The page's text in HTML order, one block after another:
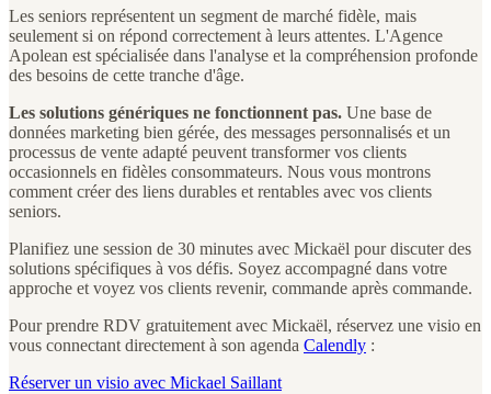
Les seniors représentent un segment de marché fidèle, mais
seulement si on répond correctement à leurs attentes. L'Agence
Apolean est spécialisée dans l'analyse et la compréhension profonde
des besoins de cette tranche d'âge.
Les solutions génériques ne fonctionnent pas. Une base de
données marketing bien gérée, des messages personnalisés et un
processus de vente adapté peuvent transformer vos clients
occasionnels en fidèles consommateurs. Nous vous montrons
comment créer des liens durables et rentables avec vos clients
seniors.
Planifiez une session de 30 minutes avec Mickaël pour discuter des
solutions spécifiques à vos défis. Soyez accompagné dans votre
approche et voyez vos clients revenir, commande après commande.
Pour prendre RDV gratuitement avec Mickaël, réservez une visio en
vous connectant directement à son agenda Calendly :
Réserver un visio avec Mickael Saillant